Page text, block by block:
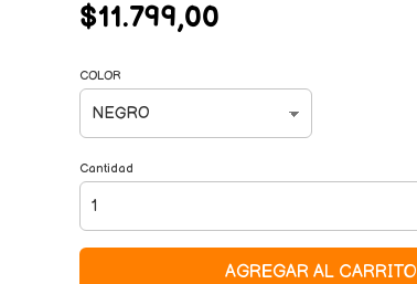
$11.799,00
COLOR
Cantidad
AGREGAR AL CARRITO